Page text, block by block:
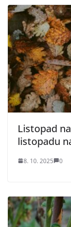
Listopad
listopadu
8. 10. 2025 0